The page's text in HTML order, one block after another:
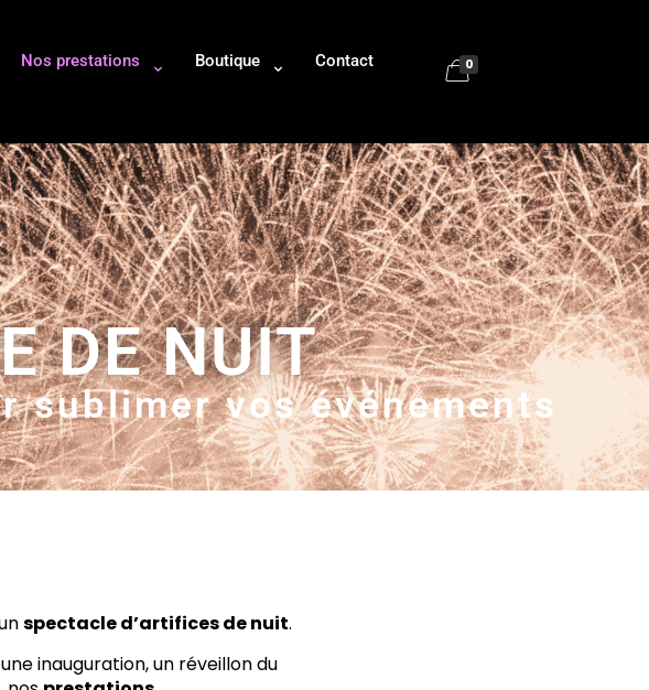
Nos prestations Boutique Contact 0
DE NUIT
sublimer vos événements
spectacle d’artifices de nuit.
inauguration, un réveillon du